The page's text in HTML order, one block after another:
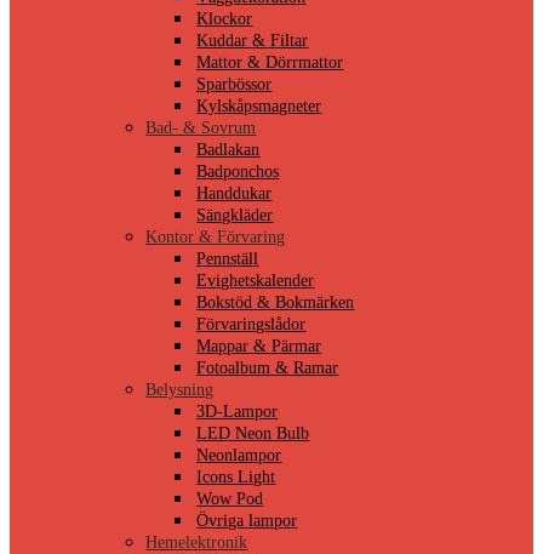
Klockor
Kuddar & Filtar
Mattor & Dörrmattor
Sparbössor
Kylskåpsmagneter
Bad- & Sovrum
Badlakan
Badponchos
Handdukar
Sängkläder
Kontor & Förvaring
Pennställ
Evighetskalender
Bokstöd & Bokmärken
Förvaringslådor
Mappar & Pärmar
Fotoalbum & Ramar
Belysning
3D-Lampor
LED Neon Bulb
Neonlampor
Icons Light
Wow Pod
Övriga lampor
Hemelektronik